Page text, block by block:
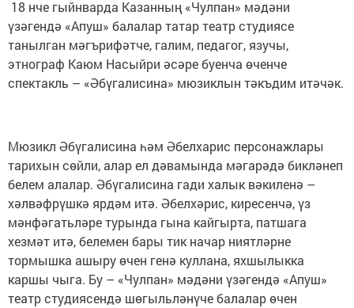
18 нче гыйнварда Казанның «Чулпан» мәдәни
үзәгендә «Апуш» балалар татар театр студиясе
танылган мәгърифәтче, галим, педагог, язучы,
этнограф Каюм Насыйри әсәре буенча өченче
спектакль – «Әбүгалисина» мюзиклын тәкъдим итәчәк.
Мюзикл Әбүгалисина һәм Әбелхарис персонажлары
тарихын сөйли, алар ел дәвамында мәгарәдә бикләнеп
белем алалар. Әбүгалисина гади халык вәкиленә –
хәлвәфрүшкә ярдәм итә. Әбелхәрис, киресенчә, үз
мәнфәгатьләре турында гына кайгырта, патшага
хезмәт итә, белемен бары тик начар ниятләрне
тормышка ашыру өчен генә куллана, яхшылыкка
каршы чыга. Бу – «Чулпан» мәдәни үзәгендә «Апуш»
театр студиясендә шөгыльләнүче балалар өчен